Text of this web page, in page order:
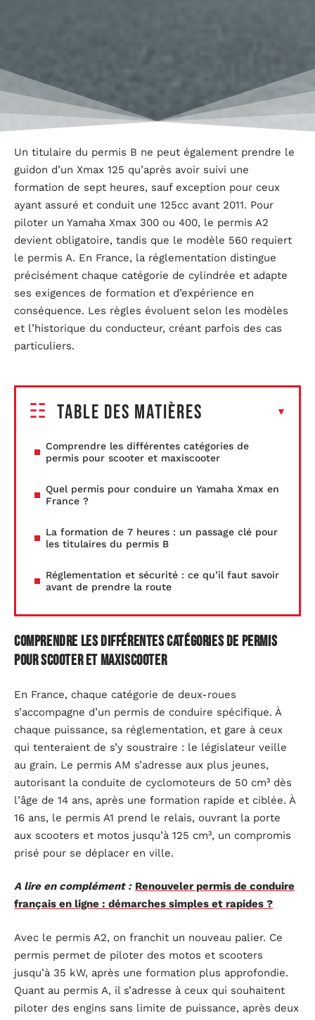
Un titulaire du permis B ne peut également prendre le
guidon d’un Xmax 125 qu’après avoir suivi une
formation de sept heures, sauf exception pour ceux
ayant assuré et conduit une 125cc avant 2011. Pour
piloter un Yamaha Xmax 300 ou 400, le permis A2
devient obligatoire, tandis que le modèle 560 requiert
le permis A. En France, la réglementation distingue
précisément chaque catégorie de cylindrée et adapte
ses exigences de formation et d’expérience en
conséquence. Les règles évoluent selon les modèles
et l’historique du conducteur, créant parfois des cas
particuliers.
Table des matières
Comprendre les différentes catégories de
permis pour scooter et maxiscooter
Quel permis pour conduire un Yamaha Xmax en
France ?
La formation de 7 heures : un passage clé pour
les titulaires du permis B
Réglementation et sécurité : ce qu’il faut savoir
avant de prendre la route
Comprendre les différentes catégories de permis
pour scooter et maxiscooter
En France, chaque catégorie de deux-roues
s’accompagne d’un permis de conduire spécifique. À
chaque puissance, sa réglementation, et gare à ceux
qui tenteraient de s’y soustraire : le législateur veille
au grain. Le permis AM s’adresse aux plus jeunes,
autorisant la conduite de cyclomoteurs de 50 cm³ dès
l’âge de 14 ans, après une formation rapide et ciblée. À
16 ans, le permis A1 prend le relais, ouvrant la porte
aux scooters et motos jusqu’à 125 cm³, un compromis
prisé pour se déplacer en ville.
A lire en complément : Renouveler permis de conduire
français en ligne : démarches simples et rapides ?
Avec le permis A2, on franchit un nouveau palier. Ce
permis permet de piloter des motos et scooters
jusqu’à 35 kW, après une formation plus approfondie.
Quant au permis A, il s’adresse à ceux qui souhaitent
piloter des engins sans limite de puissance, après deux